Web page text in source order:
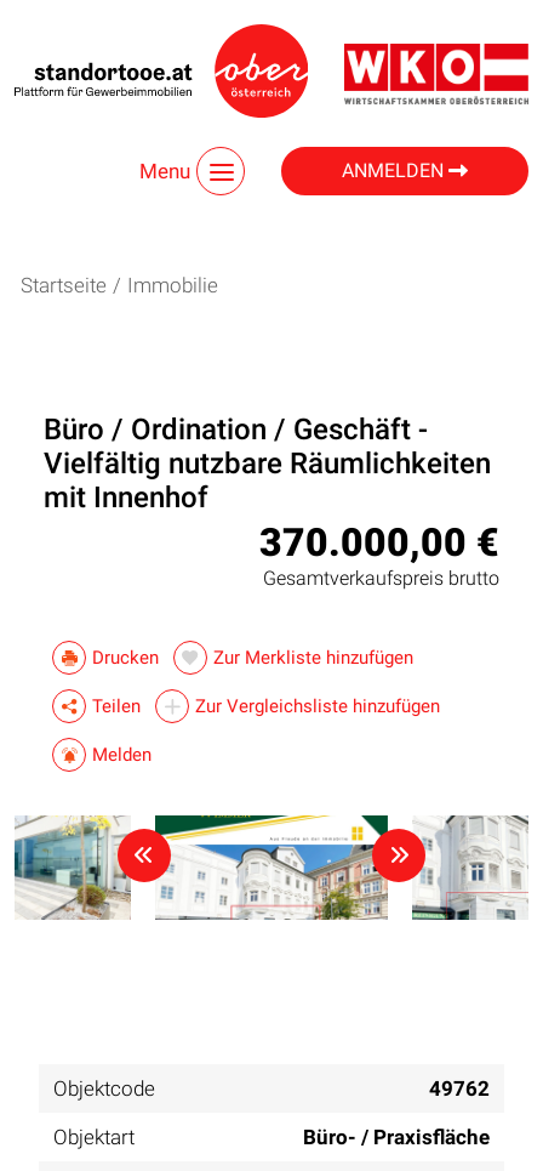
Menu ANMELDEN
Startseite / Immobilie
Büro / Ordination / Geschäft -
Vielfältig nutzbare Räumlichkeiten
mit Innenhof
370.000,00 €
Gesamtverkaufspreis brutto
Drucken Zur Merkliste hinzufügen
Teilen Zur Vergleichsliste hinzufügen
Melden
Objektcode
49762
Objektart
Büro- / Praxisfläche